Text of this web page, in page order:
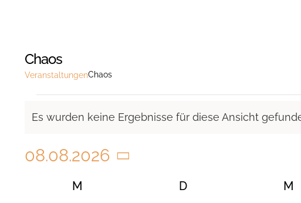
Chaos
VeranstaltungenChaos
Es wurden keine Ergebnisse für diese Ansicht
08.08.2026
Datum
wählen.
Kalender
M DDIENSTAG M